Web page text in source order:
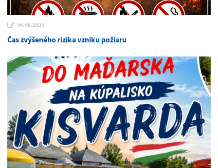
06.08.2026
Čas zvýšeného rizika vzniku požiaru